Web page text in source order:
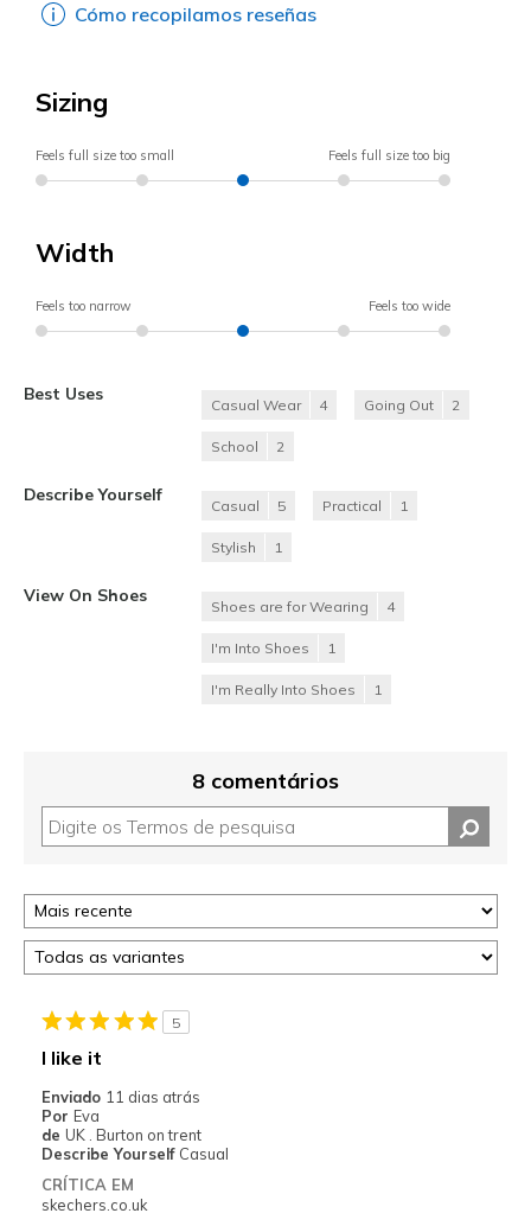
Cómo recopilamos reseñas
Sizing
Feels full size too small Feels full size too big
Width
Feels too narrow Feels too wide
Best Uses
Casual Wear 4 Going Out 2
School 2
Describe Yourself
Casual 5 Practical 1
Stylish 1
View On Shoes
Shoes are for Wearing 4
I'm Into Shoes 1
I'm Really Into Shoes 1
8 comentários
5
I like it
Enviado 11 dias atrás
Por Eva
de UK . Burton on trent
Describe Yourself Casual
CRÍTICA EM
skechers.co.uk